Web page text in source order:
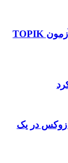
راه‌اندازی رشته کره‌ای و برگزاری آزمون TOPIK
زوکس در یک